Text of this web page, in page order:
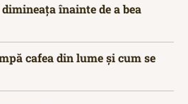
înainte de a bea
cafea din lume și cum se